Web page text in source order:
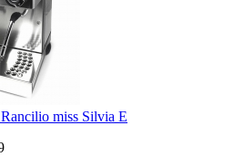
miss Silvia E